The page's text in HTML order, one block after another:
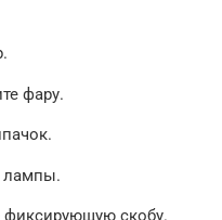
фару.
лампы.
фиксирующую скобу.